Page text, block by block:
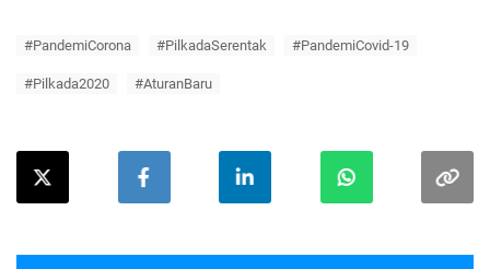
#PandemiCorona #PilkadaSerentak #PandemiCovid-19
#Pilkada2020 #AturanBaru